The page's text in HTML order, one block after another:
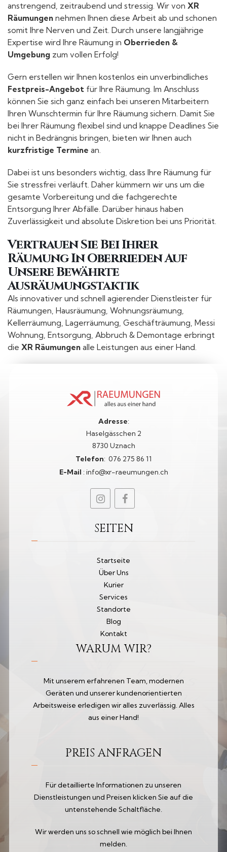
anstrengend, zeitraubend und stressig. Wir von XR
Räumungen nehmen Ihnen diese Arbeit ab und schonen
somit Ihre Nerven und Zeit. Durch unsere langjährige
Expertise wird Ihre Räumung in Oberrieden &
Umgebung zum vollen Erfolg!
Gern erstellen wir Ihnen kostenlos ein unverbindliches
Festpreis-Angebot für Ihre Räumung. Im Anschluss
können Sie sich ganz einfach bei unseren Mitarbeitern
Ihren Wunschtermin für Ihre Räumung sichern. Damit Sie
bei Ihrer Räumung flexibel sind und knappe Deadlines Sie
nicht in Bedrängnis bringen, bieten wir Ihnen auch
kurzfristige Termine an.
Dabei ist uns besonders wichtig, dass Ihre Räumung für
Sie stressfrei verläuft. Daher kümmern wir uns um die
gesamte Vorbereitung und die fachgerechte
Entsorgung Ihrer Abfälle. Darüber hinaus haben
Zuverlässigkeit und absolute Diskretion bei uns Priorität.
Vertrauen Sie Bei Ihrer
Räumung In Oberrieden Auf
Unsere Bewährte
Ausräumungstaktik
Als innovativer und schnell agierender Dienstleister für
Räumungen, Hausräumung, Wohnungsräumung,
Kellerräumung, Lagerräumung, Geschäfträumung, Messi
Wohnung, Entsorgung, Abbruch & Demontage erbringt
die XR Räumungen alle Leistungen aus einer Hand.
Adresse:
Haselgässchen 2
8730 Uznach
Telefon: 076 275 86 11​
E-Mail :info@xr-raeumungen.ch
SEITEN
Startseite
Über Uns
Kurier
Services
Standorte
Blog
Kontakt
WARUM WIR?
Mit unserem erfahrenen Team, modernen
Geräten und unserer kundenorientierten
Arbeitsweise erledigen wir alles zuverlässig. Alles
aus einer Hand!
PREIS ANFRAGEN
Für detaillierte Informationen zu unseren
Dienstleistungen und Preisen klicken Sie auf die
untenstehende Schaltfläche.
Wir werden uns so schnell wie möglich bei Ihnen
melden.